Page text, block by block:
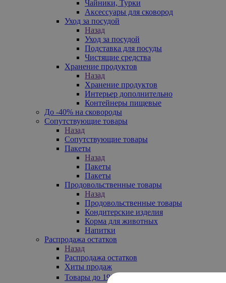
Чайники, Турки
Аксессуары для сковород
Уход за посудой
Назад
Уход за посудой
Подставка для посуды
Чистящие средства
Хранение продуктов
Назад
Хранение продуктов
Интерьер дополнительно
Контейнеры пищевые
До -40% на сковороды
Сопутствующие товары
Назад
Сопутствующие товары
Пакеты
Назад
Пакеты
Пакеты
Продовольственные товары
Назад
Продовольственные товары
Кондитерские изделия
Корма для животных
Напитки
Распродажа остатков
Назад
Распродажа остатков
Хиты продаж
Товары до 199₽